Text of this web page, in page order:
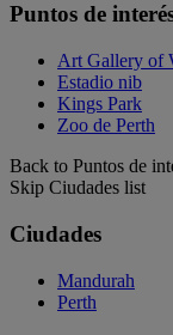
Puntos de
Art Gallery of
Estadio nib
Kings Park
Zoo de Perth
Back to Puntos de
Skip Ciudades list
Ciudades
Mandurah
Perth